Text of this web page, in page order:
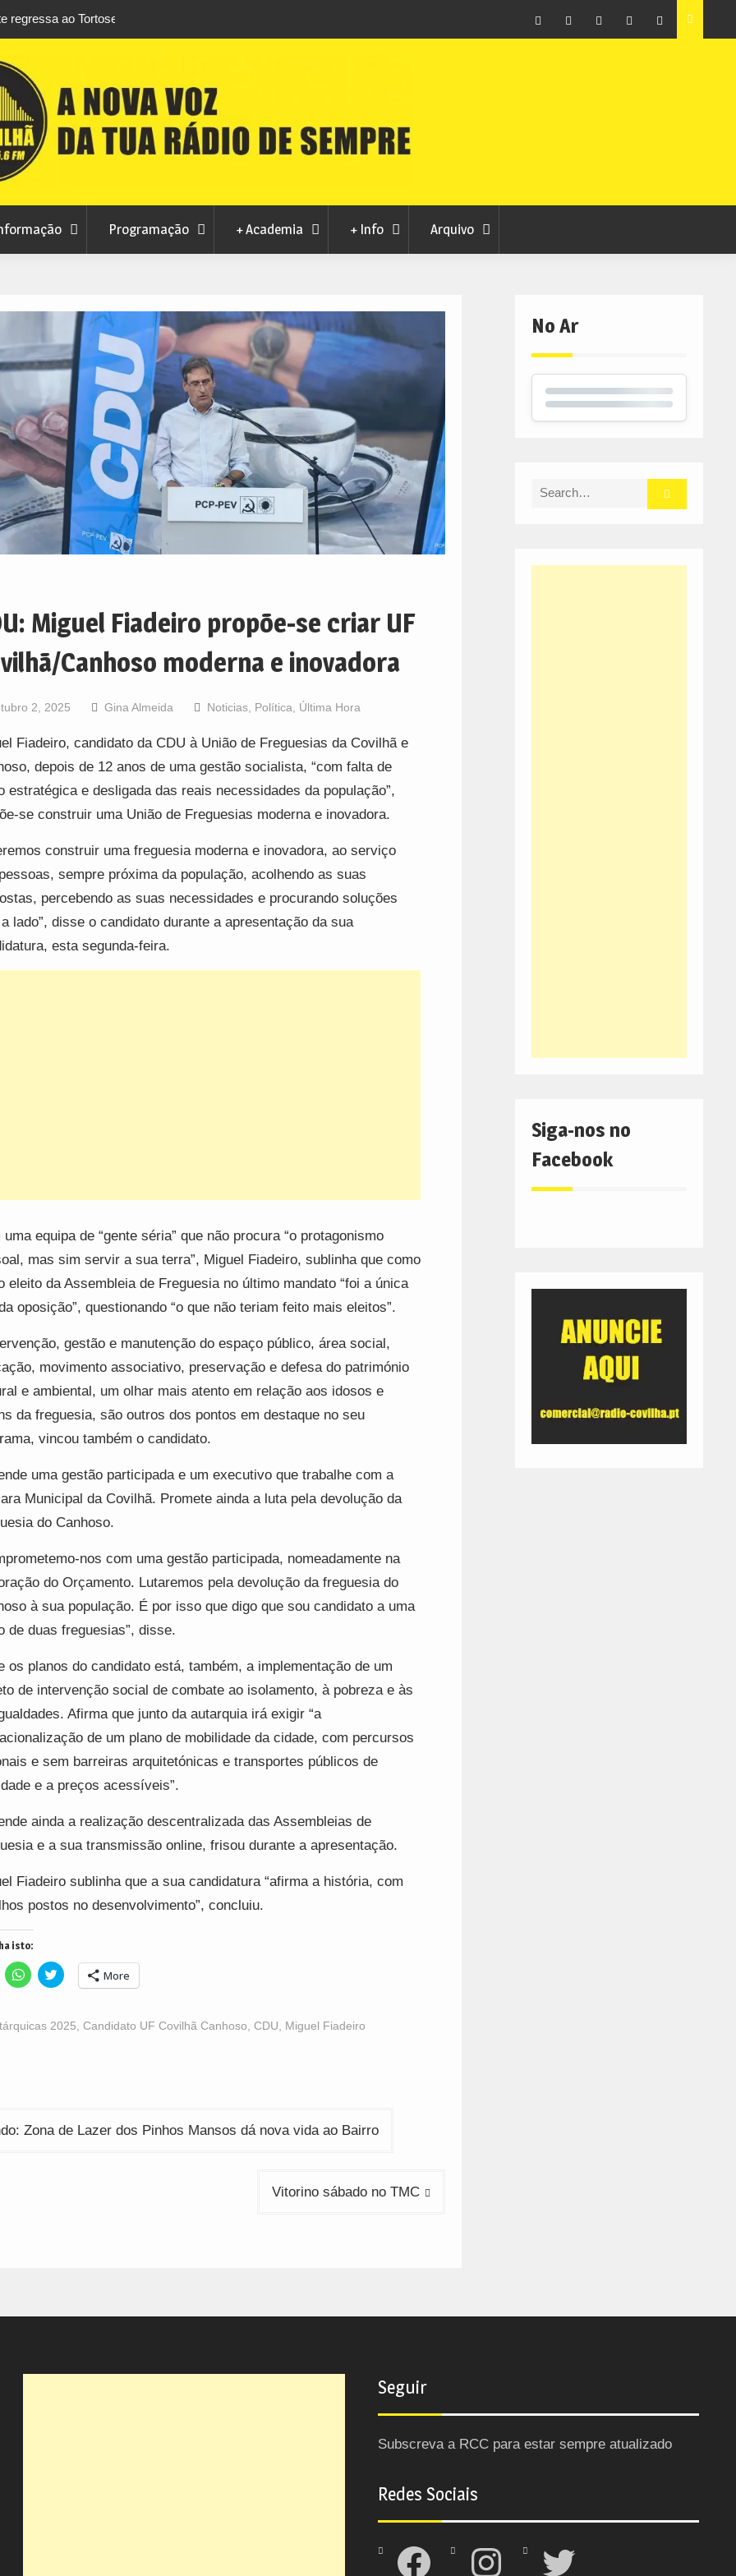
a 14 de
para fase final sem risco de penalizações
Centum Cellas entra na fase decisiva das Novas 7
Maravilhas de Portugal
Programação + Academia + Info Arquivo
Miguel Fiadeiro propõe-se criar UF
Canhoso moderna e inovadora
2, 2025 Gina Almeida Noticias, Política, Última Hora
Fiadeiro, candidato da CDU à União de Freguesias da Covilhã e
depois de 12 anos de uma gestão socialista, “com falta de
estratégica e desligada das reais necessidades da população”,
se construir uma União de Freguesias moderna e inovadora.
construir uma freguesia moderna e inovadora, ao serviço
sempre próxima da população, acolhendo as suas
percebendo as suas necessidades e procurando soluções
a lado”, disse o candidato durante a apresentação da sua
esta segunda-feira.
uma equipa de “gente séria” que não procura “o protagonismo
mas sim servir a sua terra”, Miguel Fiadeiro, sublinha que como
eleito da Assembleia de Freguesia no último mandato “foi a única
oposição”, questionando “o que não teriam feito mais eleitos”.
gestão e manutenção do espaço público, área social,
movimento associativo, preservação e defesa do património
e ambiental, um olhar mais atento em relação aos idosos e
da freguesia, são outros dos pontos em destaque no seu
vincou também o candidato.
uma gestão participada e um executivo que trabalhe com a
Municipal da Covilhã. Promete ainda a luta pela devolução da
do Canhoso.
nos com uma gestão participada, nomeadamente na
do Orçamento. Lutaremos pela devolução da freguesia do
à sua população. É por isso que digo que sou candidato a uma
de duas freguesias”, disse.
os planos do candidato está, também, a implementação de um
de intervenção social de combate ao isolamento, à pobreza e às
Afirma que junto da autarquia irá exigir “a
de um plano de mobilidade da cidade, com percursos
e sem barreiras arquitetónicas e transportes públicos de
e a preços acessíveis”.
ainda a realização descentralizada das Assembleias de
e a sua transmissão online, frisou durante a apresentação.
Fiadeiro sublinha que a sua candidatura “afirma a história, com
postos no desenvolvimento”, concluiu.
isto:
Click
to
(Opens
Click
to
(Opens
More
2025, Candidato UF Covilhã Canhoso, CDU, Miguel Fiadeiro
Zona de Lazer dos Pinhos Mansos dá nova vida ao Bairro
Vitorino sábado no TMC
No Ar
Search
Siga-nos no
Facebook
Seguir
Subscreva a RCC para estar sempre atualizado
Redes Sociais
Facebook Instagram Twitter